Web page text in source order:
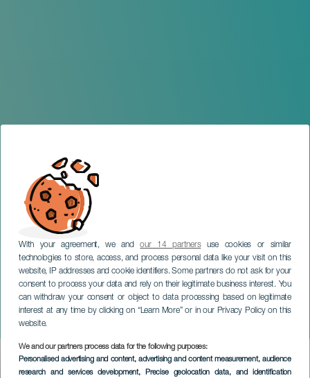
With your agreement, we andour 14 partnersuse cookies or similar
technologies to store, access, and process personal data like your visit on this
website, IP addresses and cookie identifiers. Some partners do not ask for your
consent to process your data and rely on their legitimate business interest. You
can withdraw your consent or object to data processing based on legitimate
interest at any time by clicking on “Learn More” or in our Privacy Policy on this
website.
We and our partners process data for the following purposes:
Personalised advertising and content, advertising and content measurement, audience
research and services development, Precise geolocation data, and identification
Volney Morgan & New-Ye
en concierto
TENERIFE
Imagen
Listado